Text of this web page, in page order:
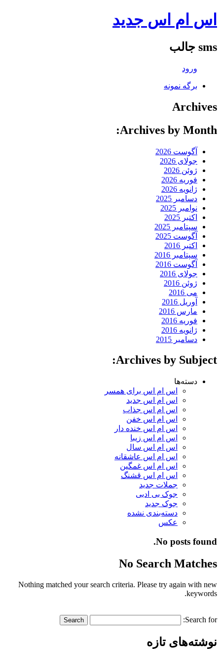
اس ام اس جدید
sms جالب
ورود
برگه نمونه
Archives
Archives by Month:
آگوست 2026
جولای 2026
ژوئن 2026
فوریه 2026
ژانویه 2026
دسامبر 2025
نوامبر 2025
اکتبر 2025
سپتامبر 2025
آگوست 2025
اکتبر 2016
سپتامبر 2016
آگوست 2016
جولای 2016
ژوئن 2016
می 2016
آوریل 2016
مارس 2016
فوریه 2016
ژانویه 2016
دسامبر 2015
Archives by Subject:
دسته‌ها
اس ام اس برای همسر
اس ام اس جدید
اس ام اس جذاب
اس ام اس خفن
اس ام اس خنده دار
اس ام اس زیبا
اس ام اس سال
اس ام اس عاشقانه
اس ام اس غمگین
اس ام اس قشنگ
جملات جدید
جوک بی ادبی
جوک جدید
دسته‌بندی نشده
عکس
No posts found.
No Search Matches
Nothing matched your search criteria. Please try again with new
keywords.
Search for:
نوشته‌های تازه